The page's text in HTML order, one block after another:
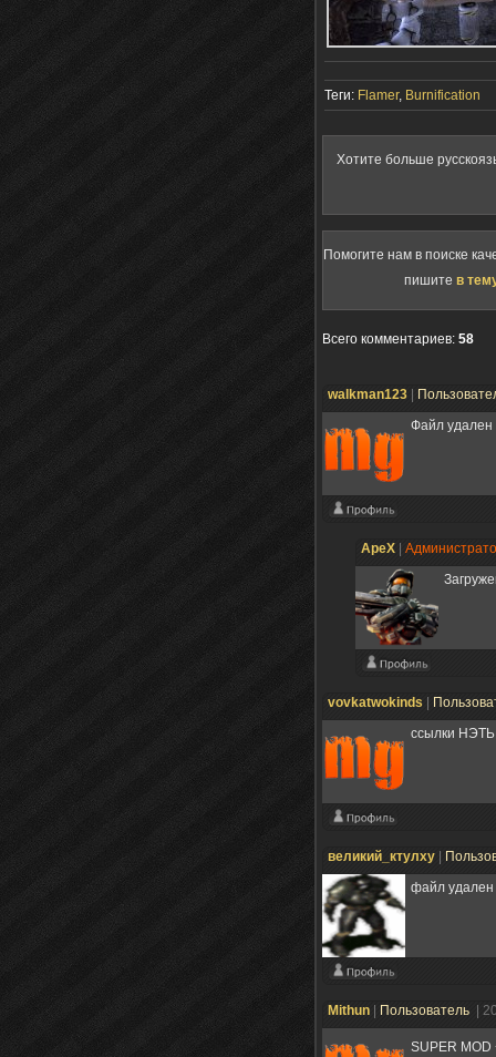
Теги: Flamer, Burnification
Хотите больше
Помогите нам в поиске
пишите в
Всего комментариев: 58
walkman123
Файл удален
ApeX
vovkatwokinds
ссылки НЭТЬ
великий_ктулху
файл удален
Mithun Пользователь |
SUPER